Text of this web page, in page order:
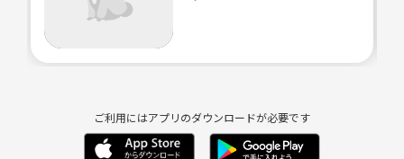
楽器弾けず歌だけの方は、みんなで演奏して、歌のサポートに回りま
楽器弾くだけの方は、歌のほうは歌える方で歌うので、演奏のサポート
＊ただ、その場でやるので、完成度よりもやり切る、場を楽しむのをメ
インでやっていけたらなと思います！
ご利用にはアプリのダウンロードが必要です